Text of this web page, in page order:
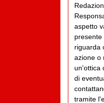
aspetto
riguarda
azione o
un'ottica
di
tramite